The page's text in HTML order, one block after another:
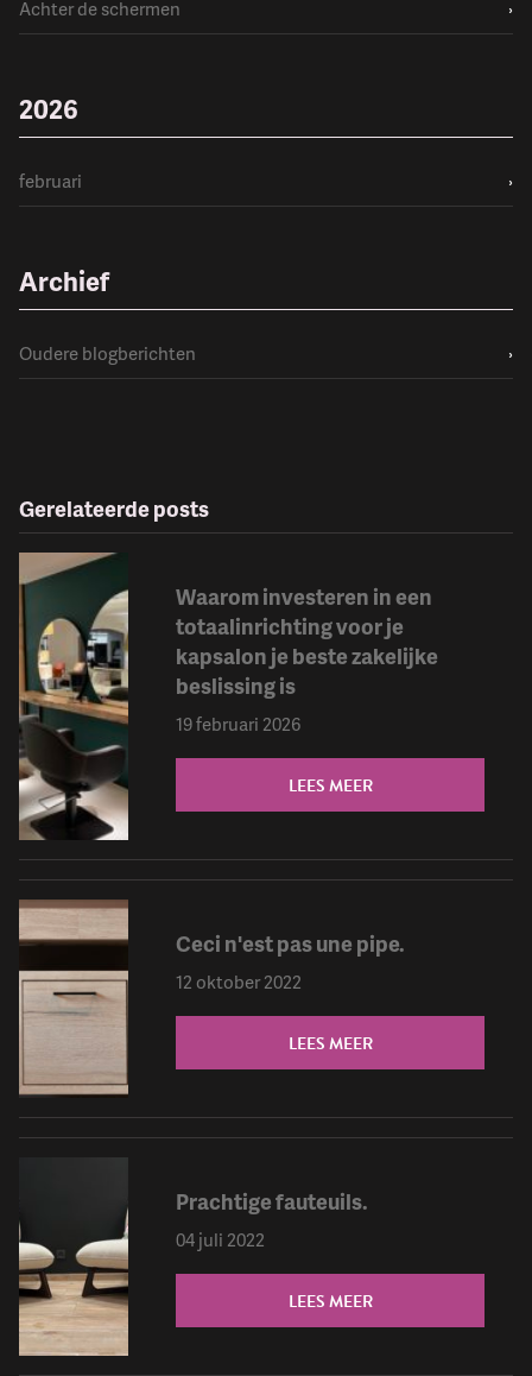
Achter de schermen
›
2026
februari ›
Archief
Oudere blogberichten ›
Gerelateerde posts
Waarom investeren in een
totaalinrichting voor je
kapsalon je beste zakelijke
beslissing is
19 februari 2026
LEES MEER
Ceci n'est pas une pipe.
12 oktober 2022
LEES MEER
Prachtige fauteuils.
04 juli 2022
LEES MEER